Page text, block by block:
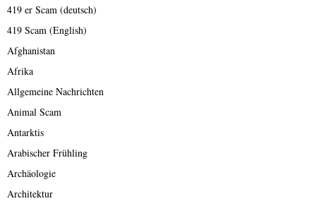
419 er Scam (deutsch)
419 Scam (English)
Afghanistan
Afrika
Allgemeine Nachrichten
Animal Scam
Antarktis
Arabischer Frühling
Archäologie
Architektur